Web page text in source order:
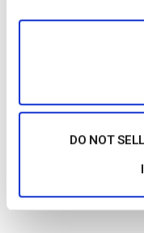
DO NOT
May 14,